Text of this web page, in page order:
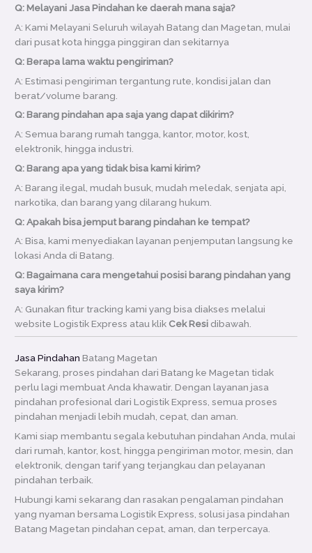
Q: Melayani Jasa Pindahan ke daerah mana saja?
A: Kami Melayani Seluruh wilayah Batang dan Magetan, mulai
dari pusat kota hingga pinggiran dan sekitarnya
Q: Berapa lama waktu pengiriman?
A: Estimasi pengiriman tergantung rute, kondisi jalan dan
berat/volume barang.
Q: Barang pindahan apa saja yang dapat dikirim?
A: Semua barang rumah tangga, kantor, motor, kost,
elektronik, hingga industri.
Q: Barang apa yang tidak bisa kami kirim?
A: Barang ilegal, mudah busuk, mudah meledak, senjata api,
narkotika, dan barang yang dilarang hukum.
Q: Apakah bisa jemput barang pindahan ke tempat?
A: Bisa, kami menyediakan layanan penjemputan langsung ke
lokasi Anda di Batang.
Q: Bagaimana cara mengetahui posisi barang pindahan yang
saya kirim?
A: Gunakan fitur tracking kami yang bisa diakses melalui
website Logistik Express atau klik Cek Resi dibawah.
Jasa Pindahan Batang Magetan
Sekarang, proses pindahan dari Batang ke Magetan tidak
perlu lagi membuat Anda khawatir. Dengan layanan jasa
pindahan profesional dari Logistik Express, semua proses
pindahan menjadi lebih mudah, cepat, dan aman.
Kami siap membantu segala kebutuhan pindahan Anda, mulai
dari rumah, kantor, kost, hingga pengiriman motor, mesin, dan
elektronik, dengan tarif yang terjangkau dan pelayanan
pindahan terbaik.
Hubungi kami sekarang dan rasakan pengalaman pindahan
yang nyaman bersama Logistik Express, solusi jasa pindahan
Batang Magetan pindahan cepat, aman, dan terpercaya.